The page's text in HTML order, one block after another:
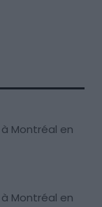
Montréal en
Montréal en